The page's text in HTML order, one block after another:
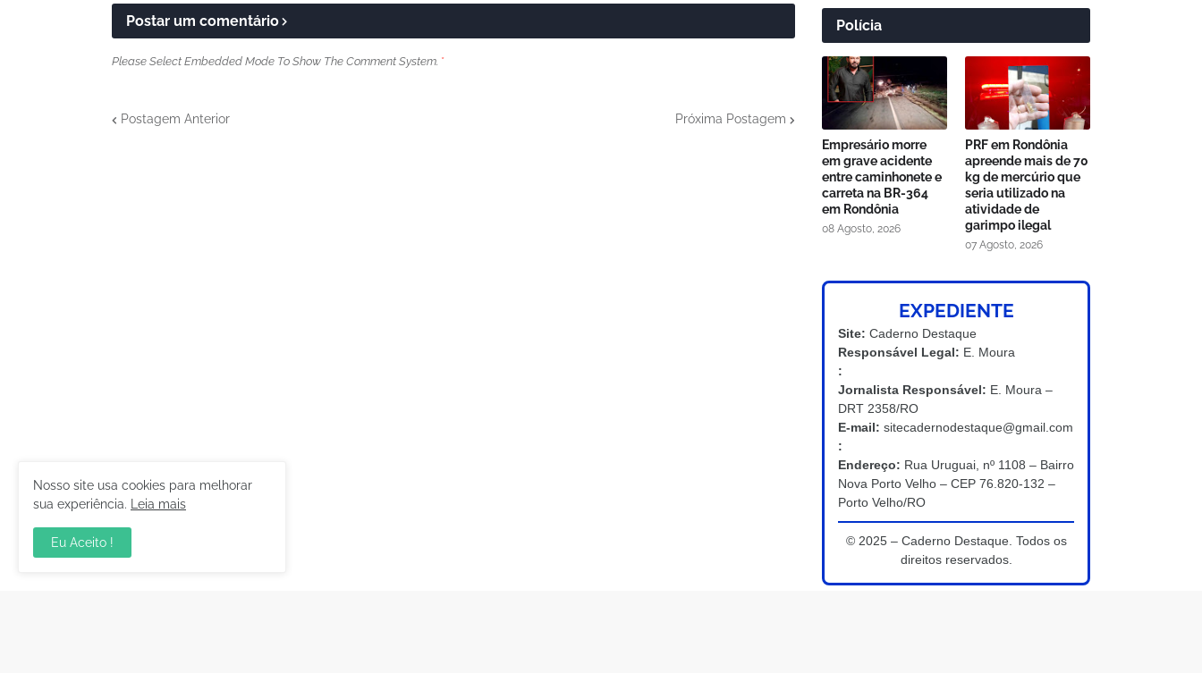
Postar um comentário
Please Select Embedded Mode To Show The Comment System. *
Postagem Anterior Próxima Postagem
Polícia
Empresário morre
em grave acidente
entre caminhonete e
carreta na BR-364
em Rondônia
08 Agosto, 2026
PRF em Rondônia
apreende mais de 70
kg de mercúrio que
seria utilizado na
atividade de
garimpo ilegal
07 Agosto, 2026
EXPEDIENTE
Site: Caderno Destaque
Responsável Legal: E. Moura
:
Jornalista Responsável: E. Moura –
DRT 2358/RO
E-mail: sitecadernodestaque@gmail.com
:
Endereço: Rua Uruguai, nº 1108 – Bairro
Nova Porto Velho – CEP 76.820-132 –
Porto Velho/RO
© 2025 – Caderno Destaque. Todos os
direitos reservados.
Nosso site usa cookies para melhorar
sua experiência.
Leia mais
Eu Aceito !